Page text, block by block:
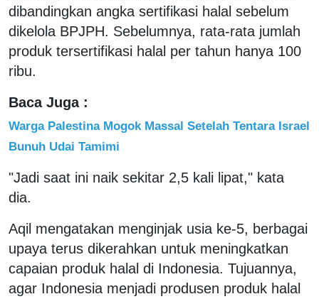
dibandingkan angka sertifikasi halal sebelum
dikelola BPJPH. Sebelumnya, rata-rata jumlah
produk tersertifikasi halal per tahun hanya 100
ribu.
Baca Juga :
Warga Palestina Mogok Massal Setelah Tentara Israel
Bunuh Udai Tamimi
"Jadi saat ini naik sekitar 2,5 kali lipat," kata
dia.
Aqil mengatakan menginjak usia ke-5, berbagai
upaya terus dikerahkan untuk meningkatkan
capaian produk halal di Indonesia. Tujuannya,
agar Indonesia menjadi produsen produk halal